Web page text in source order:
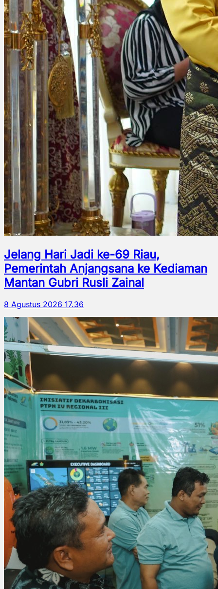
Jelang Hari Jadi ke-69 Riau,
Pemerintah Anjangsana ke Kediaman
Mantan Gubri Rusli Zainal
8 Agustus 2026 17.36